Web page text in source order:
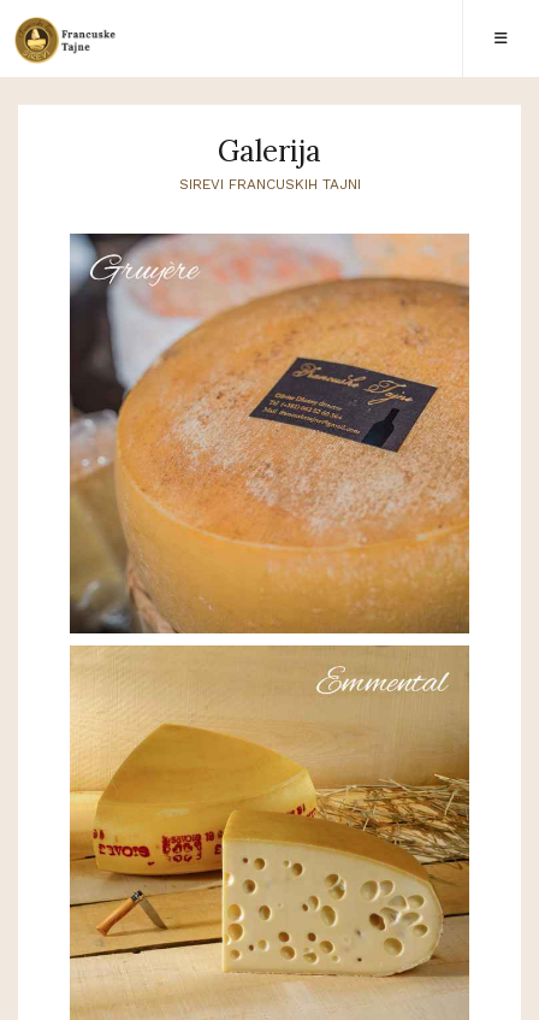
Galerija
SIREVI FRANCUSKIH TAJNI